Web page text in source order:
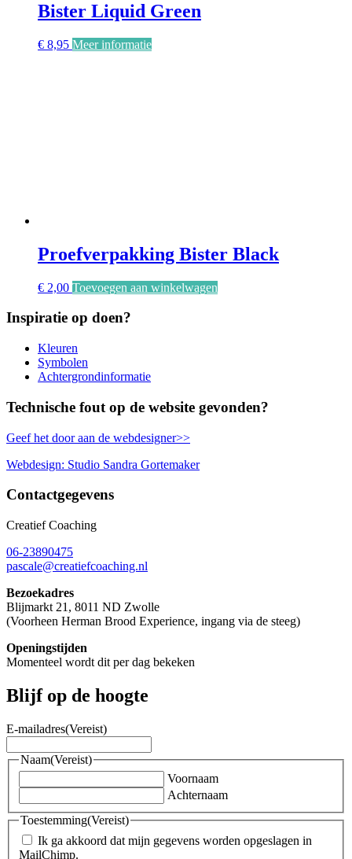
Bister Liquid Green
€ 8,95 Meer informatie
Proefverpakking Bister Black
€ 2,00 Toevoegen aan winkelwagen
Inspiratie op doen?
Kleuren
Symbolen
Achtergrondinformatie
Technische fout op de website gevonden?
Geef het door aan de webdesigner>>
Webdesign: Studio Sandra Gortemaker
Contactgegevens
Creatief Coaching
06-23890475
pascale@creatiefcoaching.nl
Bezoekadres
Blijmarkt 21, 8011 ND Zwolle
(Voorheen Herman Brood Experience, ingang via de steeg)
Openingstijden
Momenteel wordt dit per dag bekeken
Blijf op de hoogte
E-mailadres(Vereist)
Naam(Vereist)
Voornaam
Achternaam
Toestemming(Vereist)
Ik ga akkoord dat mijn gegevens worden opgeslagen in
MailChimp.